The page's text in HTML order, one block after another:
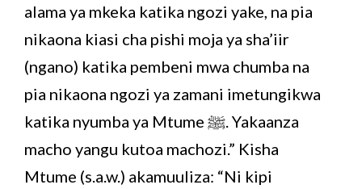
alama ya mkeka katika ngozi yake, na pia
nikaona kiasi cha pishi moja ya sha’iir
(ngano) katika pembeni mwa chumba na
pia nikaona ngozi ya zamani imetungikwa
katika nyumba ya Mtume ﷺ. Yakaanza
macho yangu kutoa machozi.” Kisha
Mtume (s.a.w.) akamuuliza: “Ni kipi